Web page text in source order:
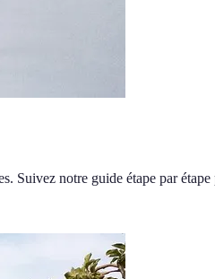
Suivez notre guide étape par